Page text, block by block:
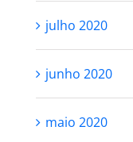
julho 2020
junho 2020
maio 2020